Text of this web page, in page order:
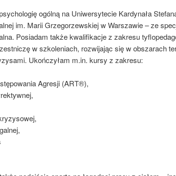
ogólną na Uniwersytecie Kardynała
im. Marii Grzegorzewskiej w Warszawie – ze
Posiadam także kwalifikacje z zakresu
w szkoleniach, rozwijając się w obszarach
Ukończyłam m.in. kursy z zakresu:
Agresji (ART®),